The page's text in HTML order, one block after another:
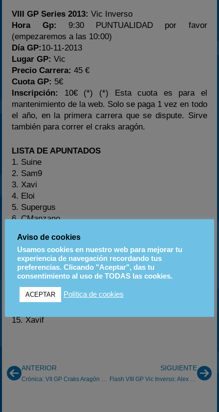
VIII GP Series 2013: Vic Inverso
Hora Gp: 9:30 PUNTUALIDAD por favor
(empezaremos a las 10:00)
Día GP:10-11-2013
Lugar GP: Vic
Precio Carrera: 45 €
Cuota GP: 5€
Inscripción:
10€ (*) (*) Esta cuota es para el
mantenimiento de la web. Solo se paga 1 vez en todo
el año, en la primera carrera que se dispute. Sirve
también para correr el craks aragón.
LISTA DE APUNTADOS
1. Suine
2. Sam9
3. Xavi
4. Eloi
5. Supergus
6. CManzano
8. Maverick
9. Lumbry
10. Crash-man
11. Tucho
12. Axel
13. Powers
15. Xavif
ANTERIOR
Crónica: VII GP Craks Aragón Taberna Alonso Navarra 20/10/2013
SIGUIENTE
Flash VIII GP Vic Inverso: Alex gana en la última.
Aviso de cookies
Usamos cookies en nuestro web para mejorar tu
experiencia de navegación recordando tus
preferencias. Clicando "Aceptar", das tu
consentimiento al uso de TODAS las cookies.
ACEPTAR Política de cookies